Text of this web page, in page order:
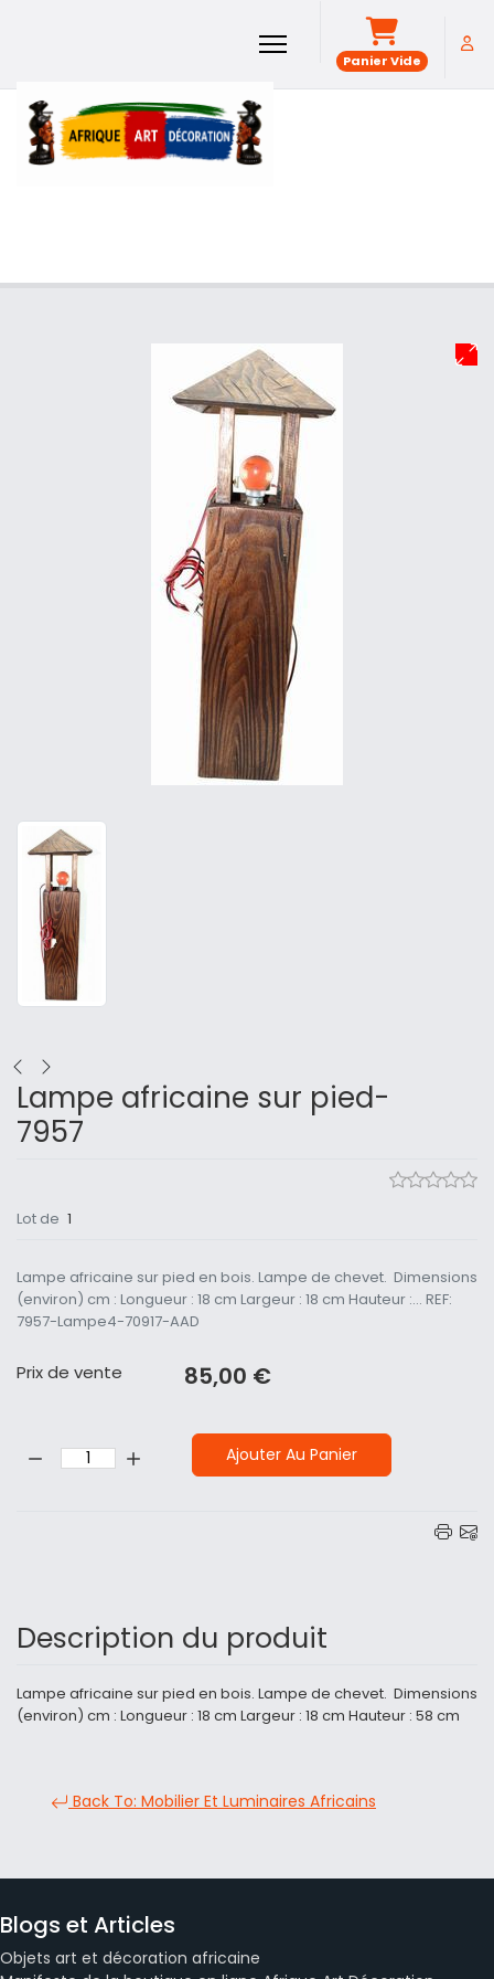
Panier Vide
Lampe africaine sur pied-
7957
Lot de 1
Lampe africaine sur pied en bois. Lampe de chevet. Dimensions
(environ) cm : Longueur : 18 cm Largeur : 18 cm Hauteur :... REF:
7957-Lampe4-70917-AAD
Prix ​​de vente 85,00 €
Ajouter Au Panier
Description du produit
Lampe africaine sur pied en bois. Lampe de chevet. Dimensions
(environ) cm : Longueur : 18 cm Largeur : 18 cm Hauteur : 58 cm
Back To: Mobilier Et Luminaires Africains
Blogs et Articles
Objets art et décoration africaine